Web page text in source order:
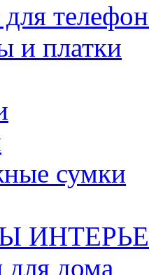
и платки
сумки
дома